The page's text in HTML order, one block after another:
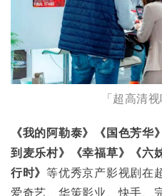
「超高清
《我的阿勒泰》《国色芳
到麦乐村》《幸福草》《六
行时》等优秀京产影视剧在
爱奇艺、华策影业、快手、